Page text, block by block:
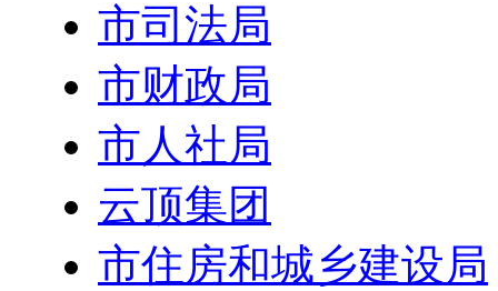
市司法局
市财政局
市人社局
云顶集团
市住房和城乡建设局